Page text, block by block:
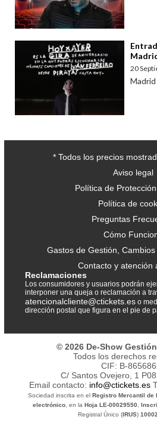
20
Madrid
* Todos los precios
Aviso legal
Política de
Política de
Preguntas
Cómo
Gastos de Gestión,
Contacto y atención
Reclamaciones
Los consumidores y usuarios podrán
interponer una queja o reclamación a
atencionalcliente@ctickets.es o
dirección postal que figura en el pie de
© 2026 De-Show
Todos los derechos
CIF: B-
C/ Santos Ovejero, 1
Email contacto: info@ctickets.es
Sociedad inscrita en el Registro Mercantil de
electrónico, en la Hoja LE-00029550,
Registral Único (IRUS)